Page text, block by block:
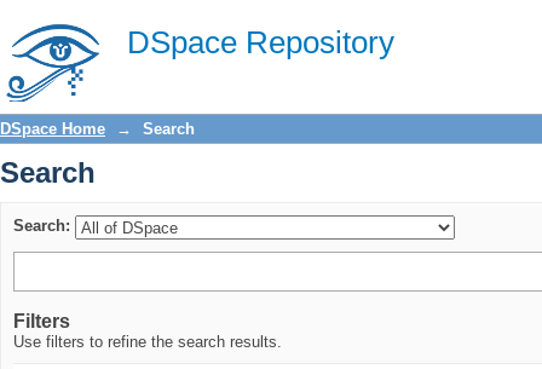
DSpace Repository
Search
DSpace Home → Search
Search
Search:
Filters
Use filters to refine the search results.